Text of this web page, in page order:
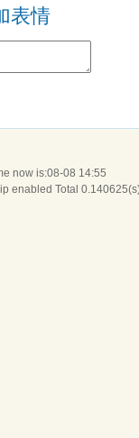
表情
now is:08-08 14:55
enabled Total